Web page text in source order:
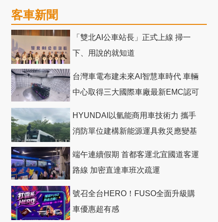
客車新聞
「雙北AI公車站長」正式上線 掃一
下、用說的就知道
台灣車電布建未來AI智慧車時代 車輛
中心取得三大國際車廠最新EMC認可
HYUNDAI以氫能商用車技術力 攜手
消防單位建構新能源運具救災應變基
端午連續假期 首都客運北宜國道客運
路線 加密直達車班次疏運
號召全台HERO！FUSO全面升級購
車優惠超有感